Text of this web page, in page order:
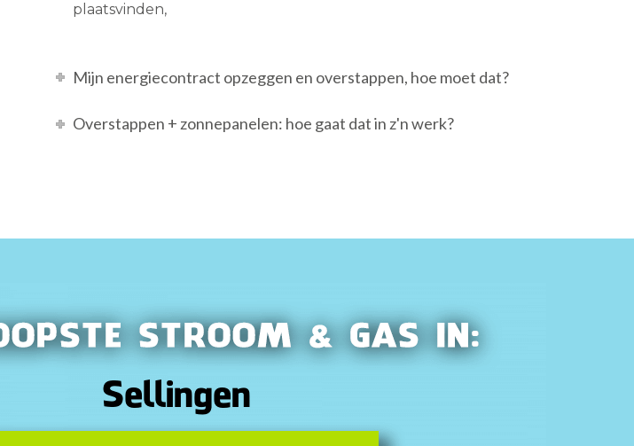
plaatsvinden,
Mijn energiecontract opzeggen en overstappen, hoe moet dat?
Overstappen + zonnepanelen: hoe gaat dat in z'n werk?